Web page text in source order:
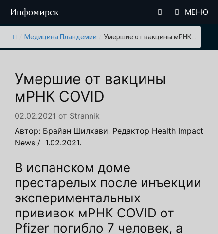
содержимому
Инфомирск МЕНЮ
Медицина Пландемии Умершие от вакцины мРНК...
Умершие от вакцины
мРНК COVID
02.02.2021 от Strannik
Автор: Брайан Шилхави, Редактор Health Impact
News / 1.02.2021.
В испанском доме
престарелых после инъекции
экспериментальных
прививок мРНК COVID от
Pfizer погибло 7 человек, а